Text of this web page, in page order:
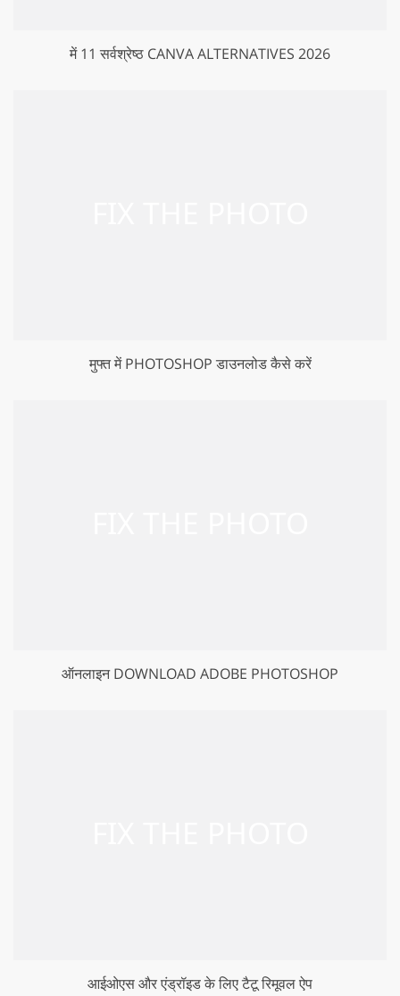
में 11 सर्वश्रेष्ठ CANVA ALTERNATIVES 2026
मुफ्त में PHOTOSHOP डाउनलोड कैसे करें
ऑनलाइन DOWNLOAD ADOBE PHOTOSHOP
आईओएस और एंड्रॉइड के लिए टैटू रिमूवल ऐप